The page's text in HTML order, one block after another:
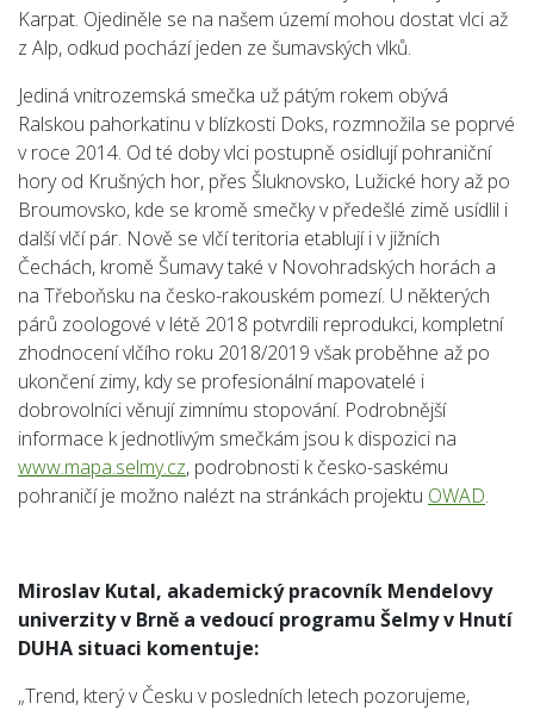
Karpat. Ojediněle se na našem území mohou dostat vlci až
z Alp, odkud pochází jeden ze šumavských vlků.
Jediná vnitrozemská smečka už pátým rokem obývá
Ralskou pahorkatinu v blízkosti Doks, rozmnožila se poprvé
v roce 2014. Od té doby vlci postupně osidlují pohraniční
hory od Krušných hor, přes Šluknovsko, Lužické hory až po
Broumovsko, kde se kromě smečky v předešlé zimě usídlil i
další vlčí pár. Nově se vlčí teritoria etablují i v jižních
Čechách, kromě Šumavy také v Novohradských horách a
na Třeboňsku na česko-rakouském pomezí. U některých
párů zoologové v létě 2018 potvrdili reprodukci, kompletní
zhodnocení vlčího roku 2018/2019 však proběhne až po
ukončení zimy, kdy se profesionální mapovatelé i
dobrovolníci věnují zimnímu stopování. Podrobnější
informace k jednotlivým smečkám jsou k dispozici na
www.mapa.selmy.cz, podrobnosti k česko-saskému
pohraničí je možno nalézt na stránkách projektu OWAD.
Miroslav Kutal, akademický pracovník Mendelovy
univerzity v Brně a vedoucí programu Šelmy v Hnutí
DUHA situaci komentuje:
„Trend, který v Česku v posledních letech pozorujeme,